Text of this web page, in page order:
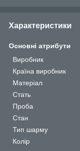
Характеристики
Основні атрибути
Виробник
Країна виробник
Матеріал
Стать
Проба
Стан
Тип шарму
Колір